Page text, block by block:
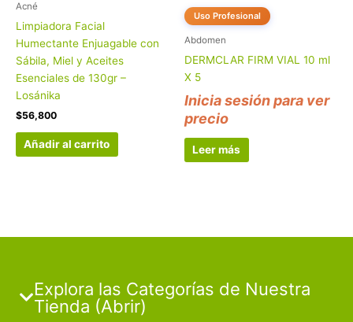
Acné
Limpiadora Facial
Humectante Enjuagable con
Sábila, Miel y Aceites
Esenciales de 130gr –
Losánika
$56,800
Añadir al carrito
Uso Profesional
Abdomen
DERMCLAR FIRM VIAL 10 ml
X 5
Inicia sesión para ver
precio
Leer más
Explora las Categorías de Nuestra
Tienda (Abrir)